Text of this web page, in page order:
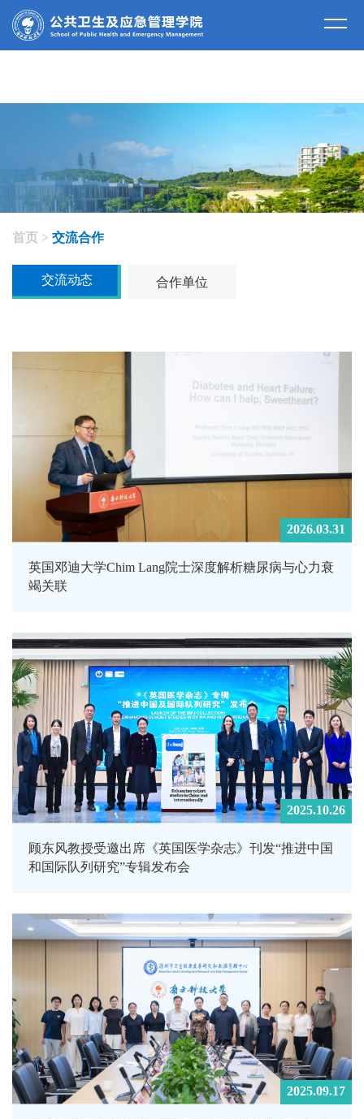
交流合作
首页 > 交流合作
交流动态 合作单位
2026.03.31
英国邓迪大学Chim Lang院士深度解析糖尿病与心力衰
竭关联
2025.10.26
顾东风教授受邀出席《英国医学杂志》刊发“推进中国
和国际队列研究”专辑发布会
2025.09.17